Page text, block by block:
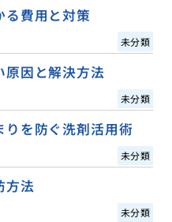
る費用と対策
未分類
原因と解決方法
未分類
りを防ぐ洗剤活用術
未分類
方法
未分類